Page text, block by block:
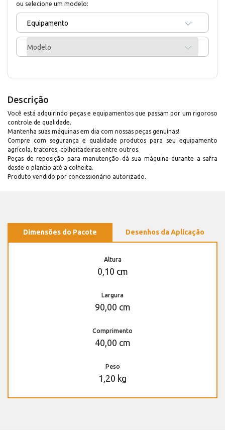
ou selecione um modelo:
Equipamento
Modelo
Descrição
Você está adquirindo peças e equipamentos que passam por um rigoroso
controle de qualidade.
Mantenha suas máquinas em dia com nossas peças genuínas!
Compre com segurança e qualidade produtos para seu equipamento
agrícola, tratores, colheitadeiras entre outros.
Peças de reposição para manutenção dá sua máquina durante a safra
desde o plantio até a colheita.
Produto vendido por concessionário autorizado.
Dimensões do Pacote Desenhos da Aplicação
Altura
0,10 cm
Largura
90,00 cm
Comprimento
40,00 cm
Peso
1,20 kg